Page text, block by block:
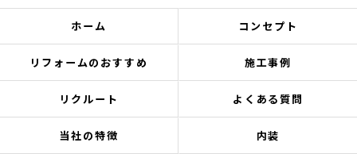
ホーム コンセプト
リフォームのおすすめ 施工事例
リクルート よくある質問
当社の特徴 内装